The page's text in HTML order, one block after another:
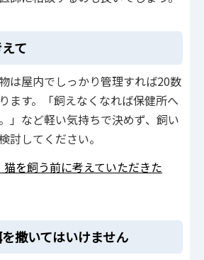
て
は屋内でしっかり管理すれば20数
ます。「飼えなくなれば保健所へ
」など軽い気持ちで決めず、飼い
討してください。
を飼う前に考えていただきた
撒いてはいけません